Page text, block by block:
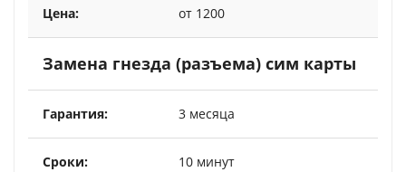
от 1200
Замена гнезда (разъема) сим карты
3 месяца
10 минут